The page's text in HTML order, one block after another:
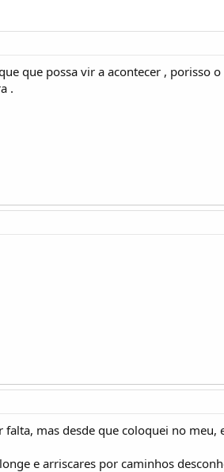
que possa vir a acontecer , porisso
.
mas desde que coloquei no meu,
e arriscares por caminhos